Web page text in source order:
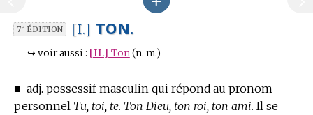
7eÉDITION [I.] TON.
↪ voir aussi : [II.] Ton (n. m.)
■ adj. possessif masculin qui répond au pronom
personnel Tu, toi, te. Ton Dieu, ton roi, ton ami. Il se